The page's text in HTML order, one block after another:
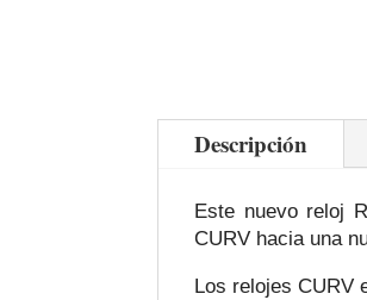
Descripción
Este nuevo reloj
CURV hacia una
Los relojes CURV